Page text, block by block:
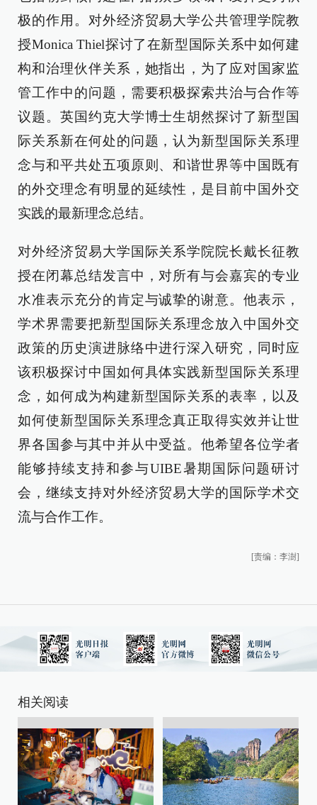
极的作用。对外经济贸易大学公共管理学院教
授Monica Thiel探讨了在新型国际关系中如何建
构和治理伙伴关系，她指出，为了应对国家监
管工作中的问题，需要积极探索共治与合作等
议题。英国约克大学博士生胡然探讨了新型国
际关系新在何处的问题，认为新型国际关系理
念与和平共处五项原则、和谐世界等中国既有
的外交理念有明显的延续性，是目前中国外交
实践的最新理念总结。
对外经济贸易大学国际关系学院院长戴长征教
授在闭幕总结发言中，对所有与会嘉宾的专业
水准表示充分的肯定与诚挚的谢意。他表示，
学术界需要把新型国际关系理念放入中国外交
政策的历史演进脉络中进行深入研究，同时应
该积极探讨中国如何具体实践新型国际关系理
念，如何成为构建新型国际关系的表率，以及
如何使新型国际关系理念真正取得实效并让世
界各国参与其中并从中受益。他希望各位学者
能够持续支持和参与UIBE暑期国际问题研讨
会，继续支持对外经济贸易大学的国际学术交
流与合作工作。
[责编：李澍]
相关阅读